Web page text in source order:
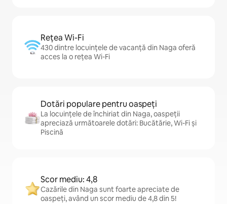
Rețea Wi-Fi
430 dintre locuințele de vacanță din Naga oferă
acces la o rețea Wi-Fi
Dotări populare pentru oaspeți
La locuințele de închiriat din Naga, oaspeții
apreciază următoarele dotări: Bucătărie, Wi-Fi și
Piscină
Scor mediu: 4,8
Cazările din Naga sunt foarte apreciate de
oaspeți, având un scor mediu de 4,8 din 5!